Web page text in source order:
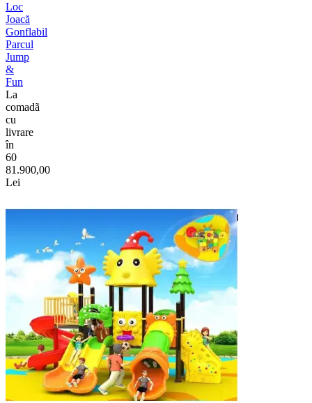
Loc
Joacă
Gonflabil
Parcul
Jump
&
Fun
La
comadã
cu
livrare
în
60
81.900,00
Lei